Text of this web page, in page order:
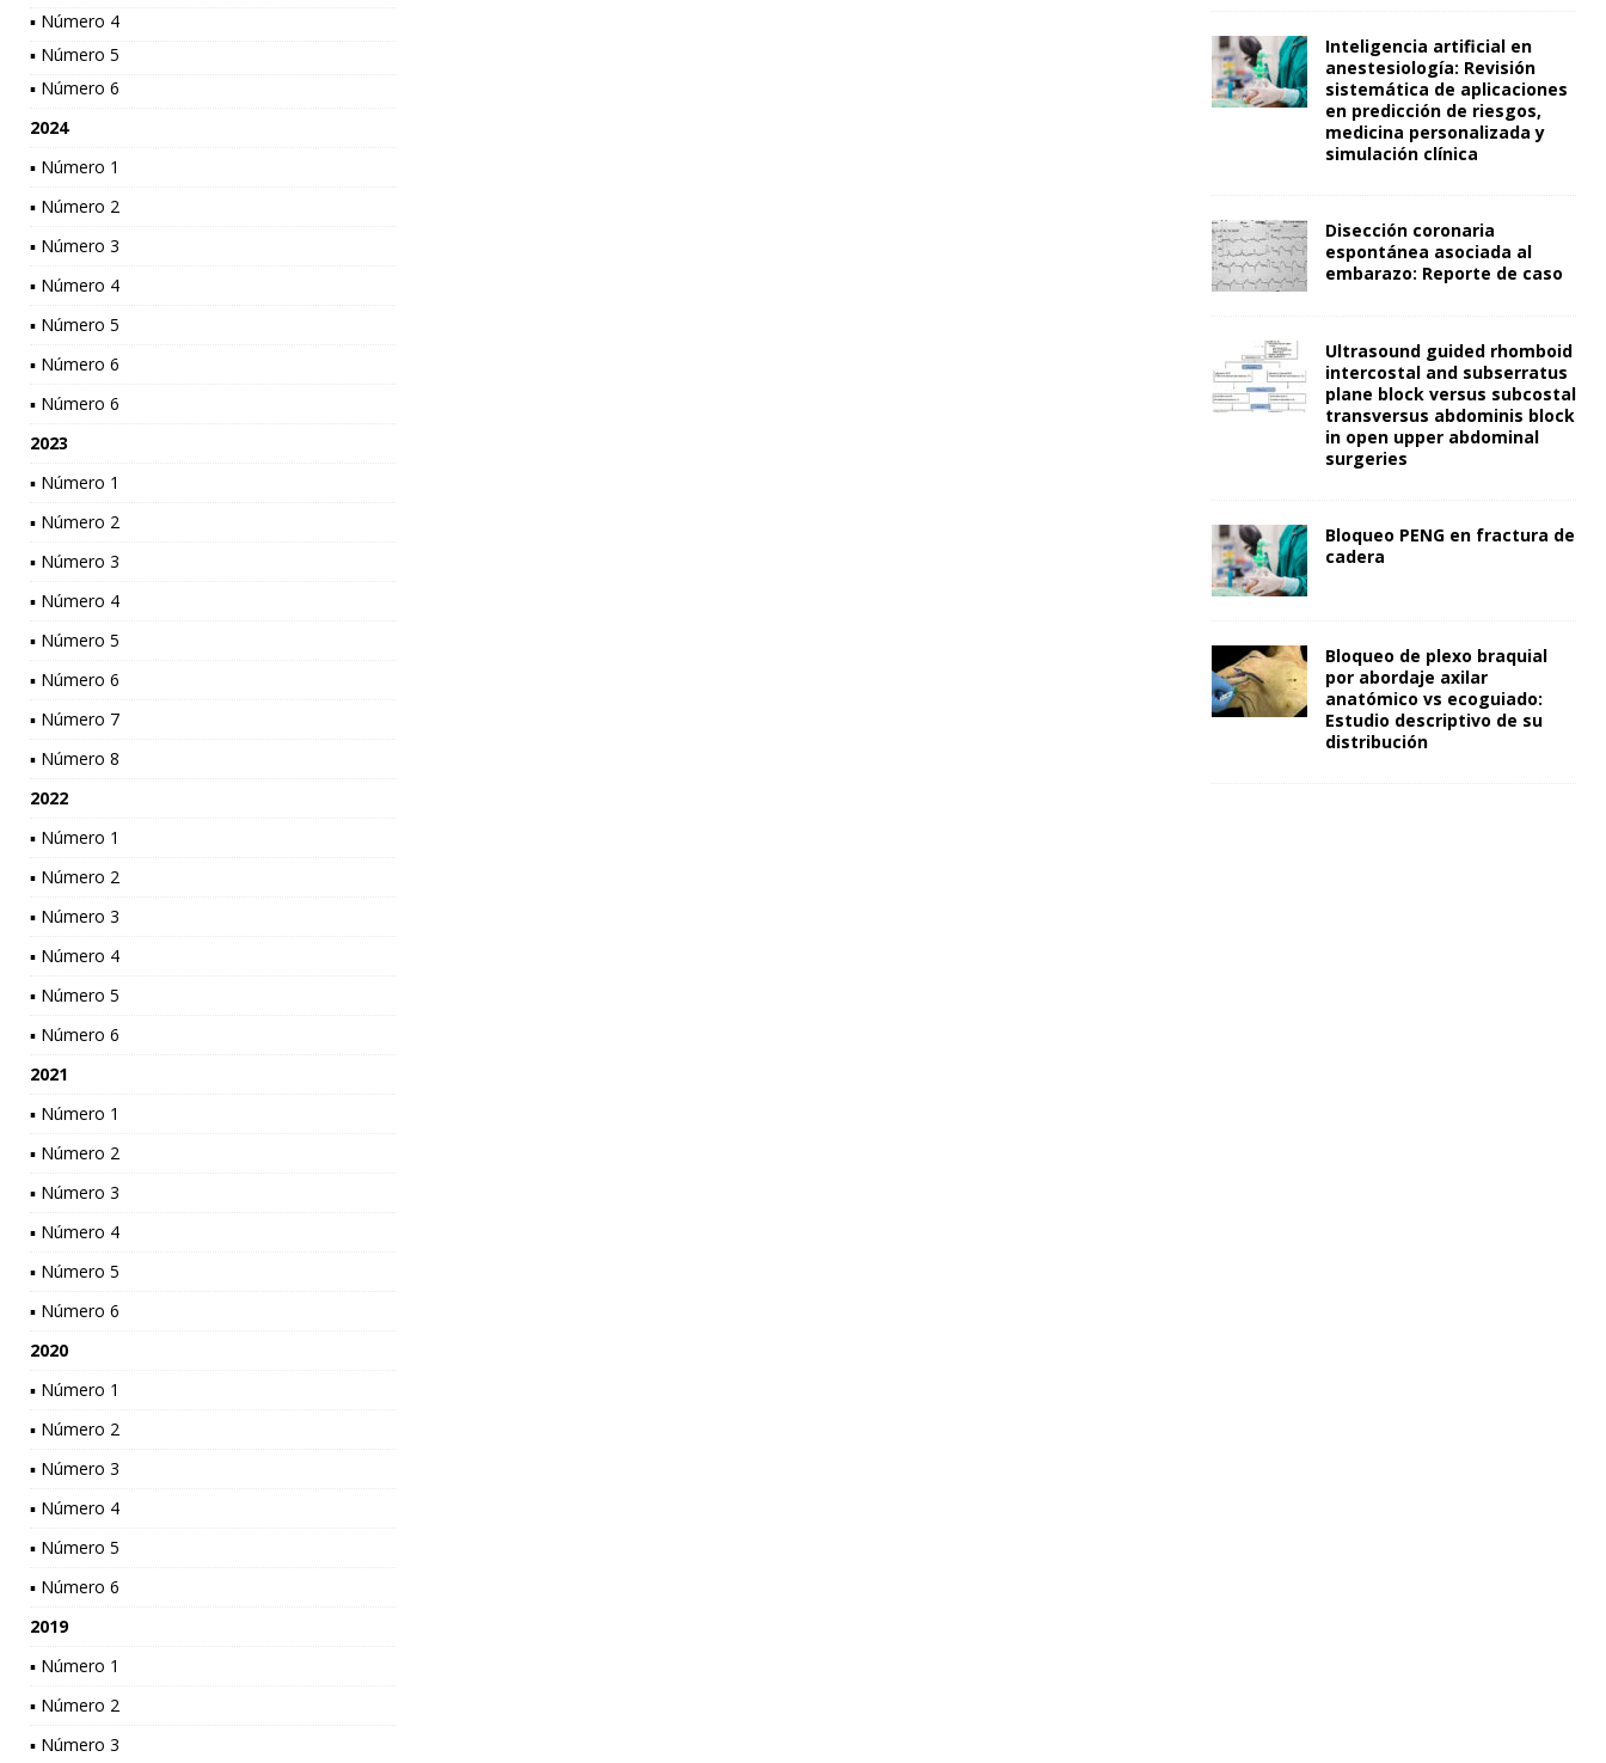
▪ Número 4
▪ Número 5
▪ Número 6
2024
▪ Número 1
▪ Número 2
▪ Número 3
▪ Número 4
▪ Número 5
▪ Número 6
▪ Número 6
2023
▪ Número 1
▪ Número 2
▪ Número 3
▪ Número 4
▪ Número 5
▪ Número 6
▪ Número 7
▪ Número 8
2022
▪ Número 1
▪ Número 2
▪ Número 3
▪ Número 4
▪ Número 5
▪ Número 6
2021
▪ Número 1
▪ Número 2
▪ Número 3
▪ Número 4
▪ Número 5
▪ Número 6
2020
▪ Número 1
▪ Número 2
▪ Número 3
▪ Número 4
▪ Número 5
▪ Número 6
2019
▪ Número 1
▪ Número 2
▪ Número 3
Inteligencia artificial en
anestesiología: Revisión
sistemática de aplicaciones
en predicción de riesgos,
medicina personalizada y
simulación clínica
Disección coronaria
espontánea asociada al
embarazo: Reporte de caso
Ultrasound guided rhomboid
intercostal and subserratus
plane block versus subcostal
transversus abdominis block
in open upper abdominal
surgeries
Bloqueo PENG en fractura de
cadera
Bloqueo de plexo braquial
por abordaje axilar
anatómico vs ecoguiado:
Estudio descriptivo de su
distribución